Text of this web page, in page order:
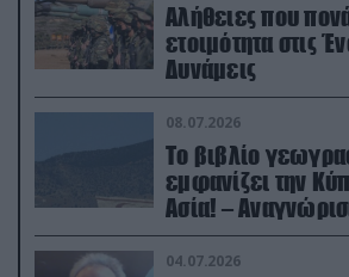
Αλήθειες που
ετοιμότητα στις
Δυνάμεις
08.07.2026
Το βιβλίο
εμφανίζει την
Ασία! –
κατεχόμενα;
04.07.2026